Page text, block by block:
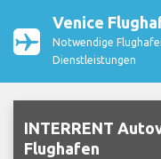
Venice
Notwendige
Dienstleistungen
INTERRENT
Flughafen